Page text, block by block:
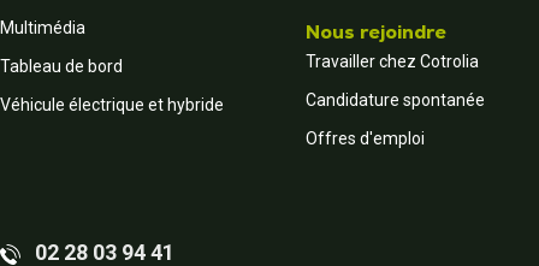
Multimédia
Tableau de bord
Véhicule électrique et hybride
Nous rejoindre
Travailler chez Cotrolia
Candidature spontanée
Offres d'emploi
02 28 03 94 41